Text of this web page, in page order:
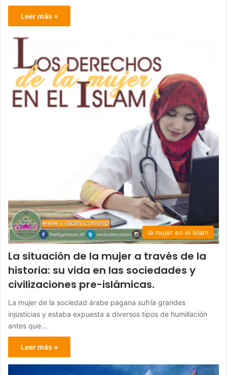
Leer más »
la mujer en el Islam
La situación de la mujer a través de la
historia: su vida en las sociedades y
civilizaciones pre-islámicas.
La mujer de la sociedad árabe pagana sufría grandes
injusticias y estaba expuesta a diversos tipos de humillación
antes que…
Leer más »